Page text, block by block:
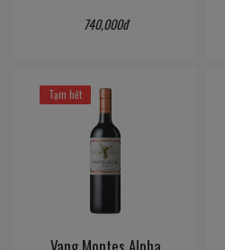
740,000đ
Tạm hết